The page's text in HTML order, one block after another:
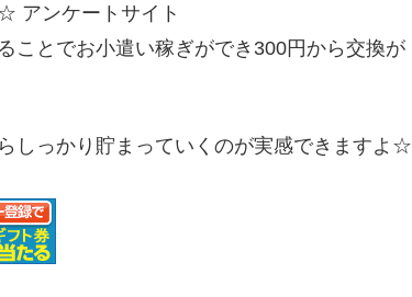
アンケートサイト
ことでお小遣い稼ぎができ300円から交換が
しっかり貯まっていくのが実感できますよ☆